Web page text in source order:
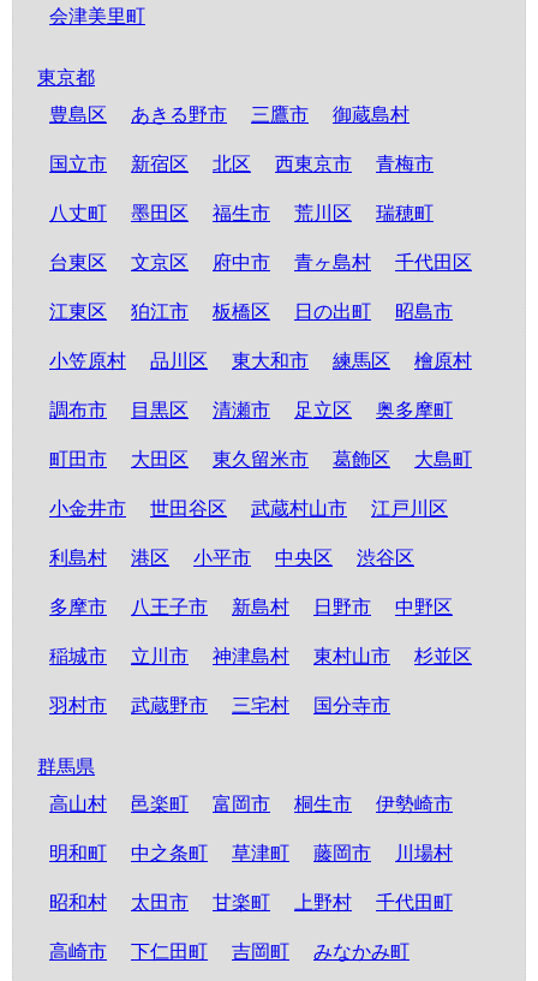
会津美里町
東京都
豊島区
あきる野市 三鷹市 御蔵島村
国立市 新宿区 北区 西東京市 青梅市
八丈町 墨田区 福生市 荒川区 瑞穂町
台東区 文京区 府中市 青ヶ島村 千代田区
江東区 狛江市 板橋区 日の出町 昭島市
小笠原村 品川区 東大和市 練馬区 檜原村
調布市 目黒区 清瀬市 足立区 奥多摩町
町田市 大田区 東久留米市 葛飾区 大島町
小金井市 世田谷区 武蔵村山市 江戸川区
利島村 港区 小平市 中央区 渋谷区
多摩市 八王子市 新島村 日野市 中野区
稲城市 立川市 神津島村 東村山市 杉並区
羽村市 武蔵野市 三宅村 国分寺市
群馬県
高山村
邑楽町 富岡市 桐生市 伊勢崎市
明和町 中之条町 草津町 藤岡市 川場村
昭和村 太田市 甘楽町 上野村 千代田町
高崎市 下仁田町 吉岡町 みなかみ町